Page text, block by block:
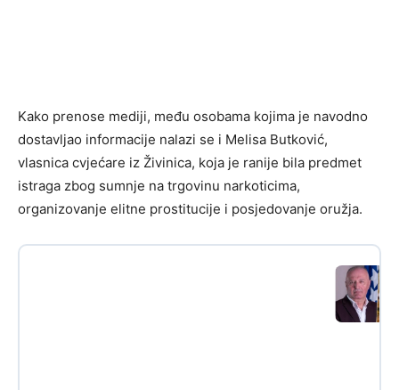
Kako prenose mediji, među osobama kojima je navodno
dostavljao informacije nalazi se i Melisa Butković,
vlasnica cvjećare iz Živinica, koja je ranije bila predmet
istraga zbog sumnje na trgovinu narkoticima,
organizovanje elitne prostitucije i posjedovanje oružja.